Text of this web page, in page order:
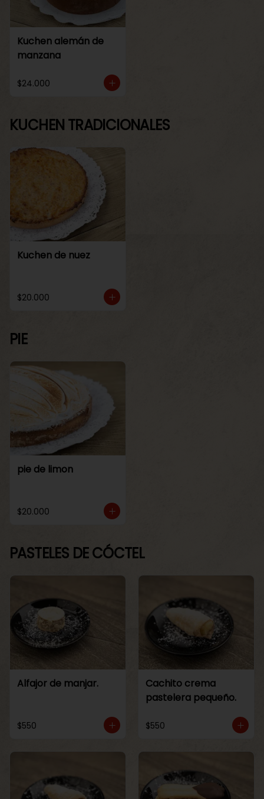
Kuchen alemán de
manzana
$24.000
KUCHEN TRADICIONALES
Kuchen de nuez
$20.000
PIE
pie de limon
$20.000
PASTELES DE CÓCTEL
Alfajor de manjar.
$550
Cachito crema
pastelera pequeño.
$550